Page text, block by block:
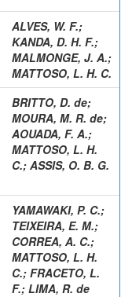
ALVES, W. F.;
KANDA, D. H. F.;
MALMONGE, J. A.;
MATTOSO, L. H. C.
BRITTO, D. de;
MOURA, M. R. de;
AOUADA, F. A.;
MATTOSO, L. H.
C.; ASSIS, O. B. G.
YAMAWAKI, P. C.;
TEIXEIRA, E. M.;
CORREA, A. C.;
MATTOSO, L. H.
C.; FRACETO, L.
F.; LIMA, R. de